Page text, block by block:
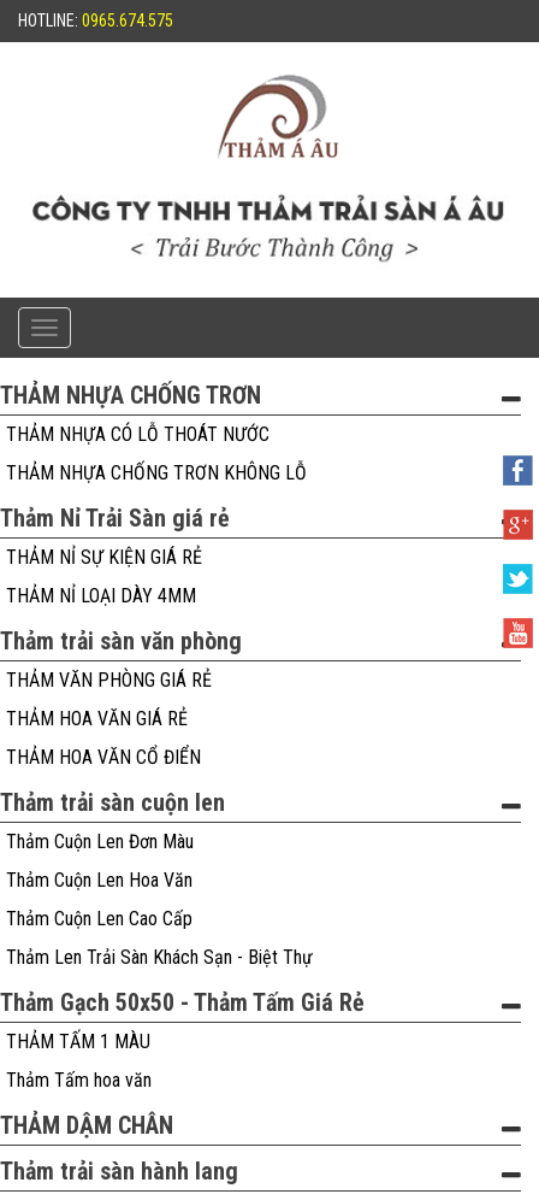
HOTLINE: 0965.674.575
Toggle
navigation
THẢM NHỰA CHỐNG TRƠN
THẢM NHỰA CÓ LỖ THOÁT NƯỚC
THẢM NHỰA CHỐNG TRƠN KHÔNG LỖ
Thảm Nỉ Trải Sàn giá rẻ
THẢM NỈ SỰ KIỆN GIÁ RẺ
THẢM NỈ LOẠI DÀY 4MM
Thảm trải sàn văn phòng
THẢM VĂN PHÒNG GIÁ RẺ
THẢM HOA VĂN GIÁ RẺ
THẢM HOA VĂN CỔ ĐIỂN
Thảm trải sàn cuộn len
Thảm Cuộn Len Đơn Màu
Thảm Cuộn Len Hoa Văn
Thảm Cuộn Len Cao Cấp
Thảm Len Trải Sàn Khách Sạn - Biệt Thự
Thảm Gạch 50x50 - Thảm Tấm Giá Rẻ
THẢM TẤM 1 MÀU
Thảm Tấm hoa văn
THẢM DẬM CHÂN
Thảm trải sàn hành lang